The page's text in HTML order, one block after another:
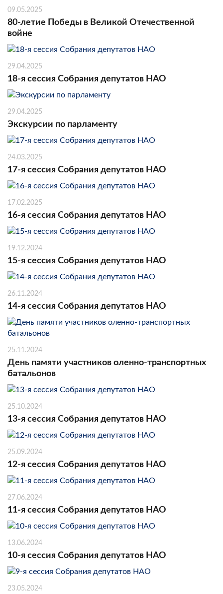
09.05.2025
80-летие Победы в Великой Отечественной
войне
29.04.2025
18-я сессия Собрания депутатов НАО
29.04.2025
Экскурсии по парламенту
24.03.2025
17-я сессия Собрания депутатов НАО
17.02.2025
16-я сессия Собрания депутатов НАО
19.12.2024
15-я сессия Собрания депутатов НАО
26.11.2024
14-я сессия Собрания депутатов НАО
25.11.2024
День памяти участников оленно-транспортных
батальонов
25.10.2024
13-я сессия Собрания депутатов НАО
25.09.2024
12-я сессия Собрания депутатов НАО
27.06.2024
11-я сессия Собрания депутатов НАО
13.06.2024
10-я сессия Собрания депутатов НАО
23.05.2024